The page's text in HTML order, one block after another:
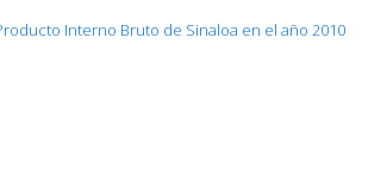
Interno Bruto de Sinaloa en el año 2010